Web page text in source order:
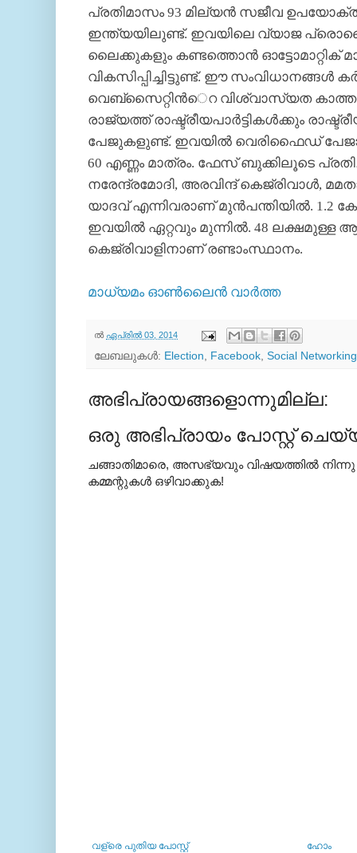
പ്രതിമാസം 93 മില്യന്‍ സജീവ
ഇന്ത്യയിലുണ്ട്. ഇവയിലെ വ്യാജ
ലൈക്കുകളും കണ്ടത്തൊന്‍
വികസിപ്പിച്ചിട്ടുണ്ട്. ഈ സംവിധാനങ്ങള്‍
വെബ്സൈറ്റിന്‍െറ വിശ്വാസ്യത
രാജ്യത്ത് രാഷ്ട്രീയപാര്‍ട്ടികള്‍ക്കും
പേജുകളുണ്ട്. ഇവയില്‍ വെരിഫൈഡ് പേജായി
60 എണ്ണം മാത്രം. ഫേസ് ബുക്കിലൂടെ
നരേന്ദ്രമോദി, അരവിന്ദ് കെജ്രിവാള്‍,
യാദവ് എന്നിവരാണ് മുന്‍പന്തിയില്‍. 1.2
ഇവയില്‍ ഏറ്റവും മുന്നില്‍. 48 ലക്ഷമുള്ള
കെജ്രിവാളിനാണ് രണ്ടാംസ്ഥാനം.
മാധ്യമം ഓണ്‍ലൈന്‍ വാര്‍ത്ത
ല്‍ ഏപ്രിൽ 03, 2014
ലേബലുകള്‍: Election, Facebook, Social
അഭിപ്രായങ്ങളൊന്നുമില്ല:
ഒരു അഭിപ്രായം പോസ്റ്റ്
ചങ്ങാതിമാരെ, അസഭ്യവും വിഷയത്തില്‍ നിന്നു
കമ്മന്റുകള്‍ ഒഴിവാക്കുക!
വള്രെ പുതിയ പോസ്റ്റ് ഹോം